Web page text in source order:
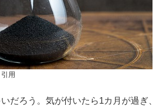
用
だろう。気が付いたら1カ月が過ぎ、